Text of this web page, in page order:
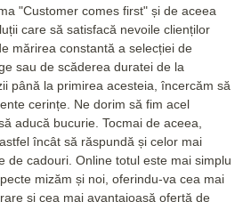
"Customer comes first" și de aceea
care să satisfacă nevoile clienților
mărirea constantă a selecției de
sau de scăderea duratei de la
până la primirea acesteia, încercăm să
cerințe. Ne dorim să fim acel
aducă bucurie. Tocmai de aceea,
încât să răspundă și celor mai
de cadouri. Online totul este mai simplu
mizăm și noi, oferindu-va cea mai
și cea mai avantajoasă ofertă de